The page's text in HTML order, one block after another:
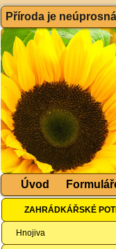
Příroda je
Úvod
ZAHRÁDKÁŘSKÉ
Hnojiva